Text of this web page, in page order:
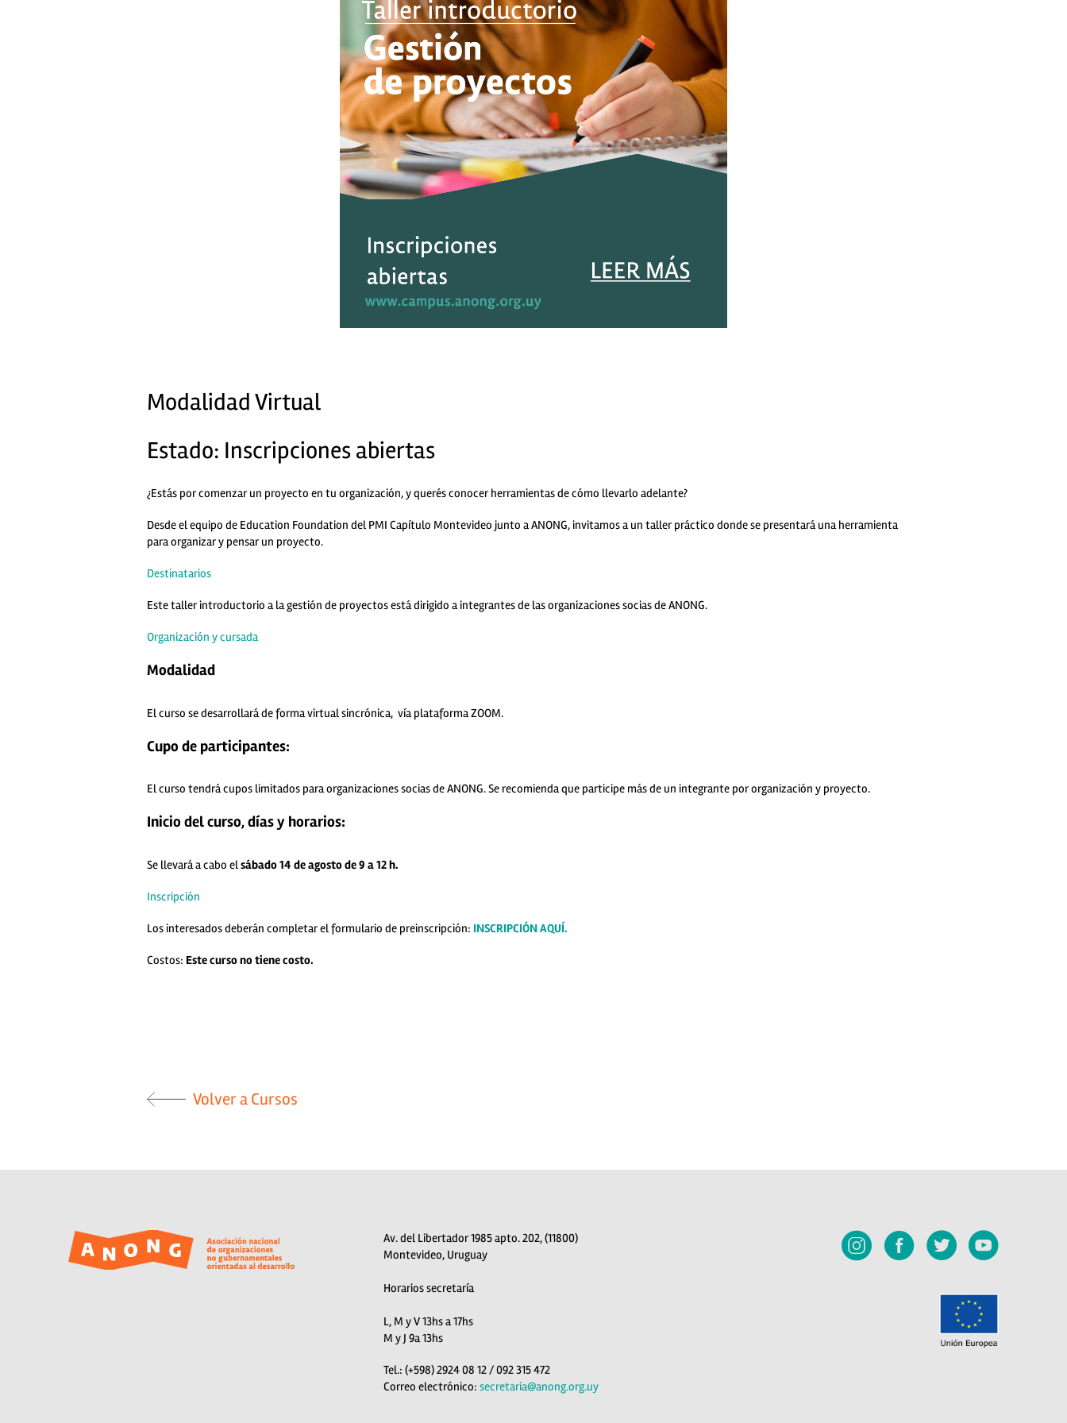
Modalidad Virtual
Estado: Inscripciones abiertas
¿Estás por comenzar un proyecto en tu organización, y querés conocer herramientas de cómo llevarlo adelante?
Desde el equipo de Education Foundation del PMI Capítulo Montevideo junto a ANONG, invitamos a un taller práctico donde se presentará una herramienta
para organizar y pensar un proyecto.
Destinatarios
Este taller introductorio a la gestión de proyectos está dirigido a integrantes de las organizaciones socias de ANONG.
Organización y cursada
Modalidad
El curso se desarrollará de forma virtual sincrónica, vía plataforma ZOOM.
Cupo de participantes:
El curso tendrá cupos limitados para organizaciones socias de ANONG. Se recomienda que participe más de un integrante por organización y proyecto.
Inicio del curso, días y horarios:
Se llevará a cabo elsábado 14 de agosto de 9 a 12 h.
Inscripción
Los interesados deberán completar el formulario de preinscripción: INSCRIPCIÓN AQUÍ.
Costos: Este curso no tiene costo.
Volver a Cursos
Av. del Libertador 1985 apto. 202, (11800)
Montevideo, Uruguay
Horarios secretaría
L, M y V 13hs a 17hs
M y J 9a 13hs
Tel.: (+598) 2924 08 12 / 092 315 472
Correo electrónico: secretaria@anong.org.uy